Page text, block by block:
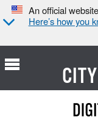
An official
Here’s how you